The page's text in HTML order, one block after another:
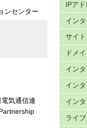
ンセンター
気通信連
IPア
イン
サイ
ドメ
イン
イン
イン
ライブ